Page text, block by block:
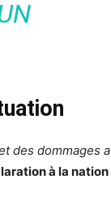
des dommages a
à la nation